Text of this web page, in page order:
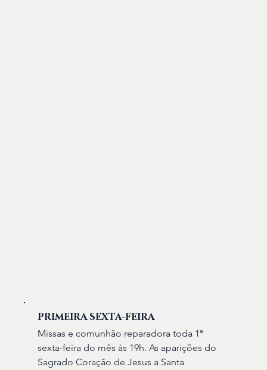
PRIMEIRA SEXTA-FEIRA
Missas e comunhão reparadora toda 1ª
sexta-feira do mês às 19h. As aparições do
Sagrado Coração de Jesus a Santa